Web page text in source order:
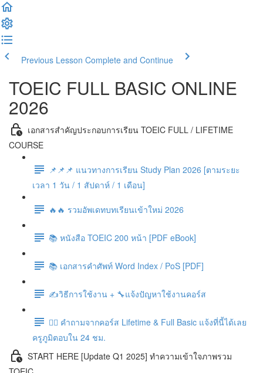
Previous Lesson Complete and Continue
TOEIC FULL BASIC ONLINE
2026
เอกสารสำคัญประกอบการเรียน TOEIC FULL / LIFETIME
COURSE
📌📌📌 แนวทางการเรียน Study Plan 2026 [ตามระยะ
เวลา 1 วัน / 1 สัปดาห์ / 1 เดือน]
🔥🔥 รวมอัพเดทบทเรียนเข้าใหม่ 2026
📚 หนังสือ TOEIC 200 หน้า [PDF eBook​]
📚 เอกสารคำศัพท์ Word Index / PoS [PDF]
✍️วิธีการใช้งาน + 🔧แจ้งปัญหาใช้งานคอร์ส
🙋‍♀️ คำถามจากคอร์ส Lifetime & Full Basic แจ้งที่นี้ได้เลย
ครูภูมิตอบใน 24 ชม.
START HERE [Update Q1 2025] ทำความเข้าใจภาพรวม